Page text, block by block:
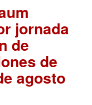
jornada
de
de
agosto